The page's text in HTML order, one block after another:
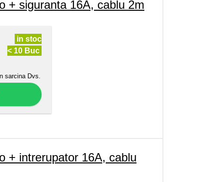
+ siguranta 16A, cablu 2m
in stoc
< 10 Buc
sarcina Dvs.
+ intrerupator 16A, cablu